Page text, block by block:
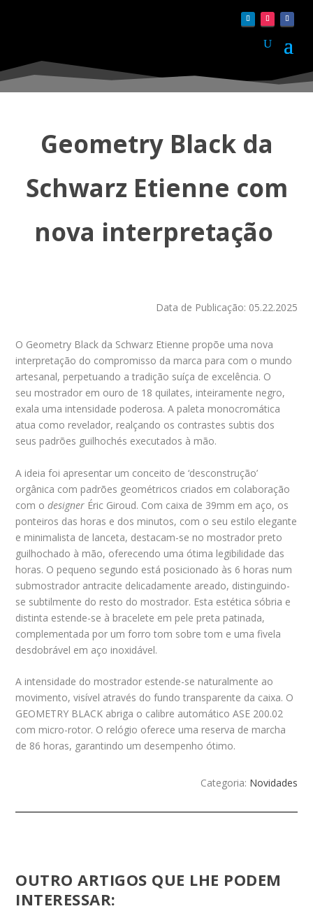
Geometry Black da
Schwarz Etienne com
nova interpretação
Data de Publicação: 05.22.2025
O Geometry Black da Schwarz Etienne propõe uma nova
interpretação do compromisso da marca para com o mundo
artesanal, perpetuando a tradição suíça de excelência. O
seu mostrador em ouro de 18 quilates, inteiramente negro,
exala uma intensidade poderosa. A paleta monocromática
atua como revelador, realçando os contrastes subtis dos
seus padrões guilhochés executados à mão.
A ideia foi apresentar um conceito de ‘desconstrução’
orgânica com padrões geométricos criados em colaboração
com odesigner Éric Giroud. Com caixa de 39mm em aço, os
ponteiros das horas e dos minutos, com o seu estilo elegante
e minimalista de lanceta, destacam-se no mostrador preto
guilhochado à mão, oferecendo uma ótima legibilidade das
horas. O pequeno segundo está posicionado às 6 horas num
submostrador antracite delicadamente areado, distinguindo-
se subtilmente do resto do mostrador. Esta estética sóbria e
distinta estende-se à bracelete em pele preta patinada,
complementada por um forro tom sobre tom e uma fivela
desdobrável em aço inoxidável.
A intensidade do mostrador estende-se naturalmente ao
movimento, visível através do fundo transparente da caixa. O
GEOMETRY BLACK abriga o calibre automático ASE 200.02
com micro-rotor. O relógio oferece uma reserva de marcha
de 86 horas, garantindo um desempenho ótimo.
Categoria: Novidades
OUTRO ARTIGOS QUE LHE PODEM
INTERESSAR: